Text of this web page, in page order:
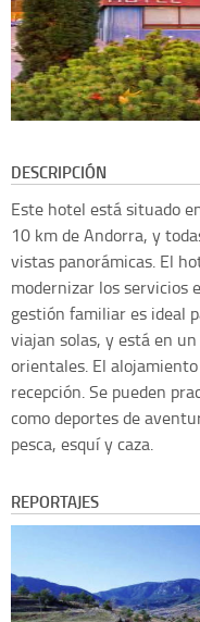
DESCRIPCIÓN
Este hotel está situado
10 km de Andorra, y
vistas panorámicas. El
modernizar los servicios
gestión familiar es ideal
viajan solas, y está en
orientales. El
recepción. Se pueden
como deportes de
pesca, esquí y caza.
REPORTAJES